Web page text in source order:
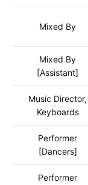
Mixed By
Mixed By
[Assistant]
Music Director,
Keyboards
Performer
[Dancers]
Performer